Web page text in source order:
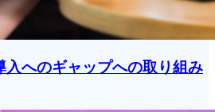
入へのギャップへの取り組み